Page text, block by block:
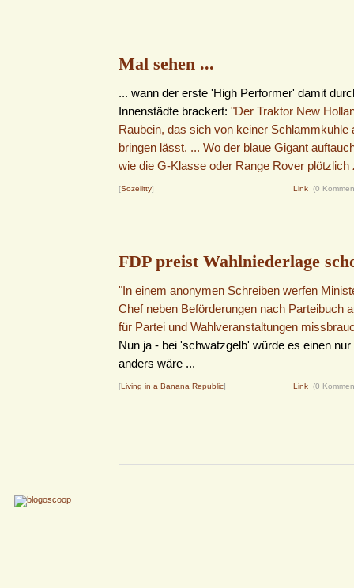
Mal sehen ...
... wann der erste 'High Performer' damit
Innenstädte brackert: "Der Traktor New
Raubein, das sich von keiner Schlammkuhle
bringen lässt. ... Wo der blaue Gigant
wie die G-Klasse oder Range Rover plötzlich
[Sozeiitty] Link (0
FDP preist Wahlniederlage
"In einem anonymen Schreiben werfen
Chef neben Beförderungen nach Parteibuch
für Partei und Wahlveranstaltungen
Nun ja - bei 'schwatzgelb' würde es einen
anders wäre ...
[Living in a Banana Republic] Link (0